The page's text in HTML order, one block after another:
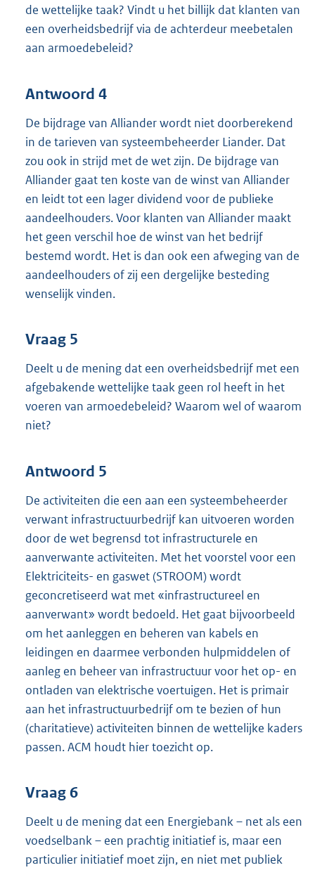
de wettelijke taak? Vindt u het billijk dat klanten van
een overheidsbedrijf via de achterdeur meebetalen
aan armoedebeleid?
Antwoord 4
De bijdrage van Alliander wordt niet doorberekend
in de tarieven van systeembeheerder Liander. Dat
zou ook in strijd met de wet zijn. De bijdrage van
Alliander gaat ten koste van de winst van Alliander
en leidt tot een lager dividend voor de publieke
aandeelhouders. Voor klanten van Alliander maakt
het geen verschil hoe de winst van het bedrijf
bestemd wordt. Het is dan ook een afweging van de
aandeelhouders of zij een dergelijke besteding
wenselijk vinden.
Vraag 5
Deelt u de mening dat een overheidsbedrijf met een
afgebakende wettelijke taak geen rol heeft in het
voeren van armoedebeleid? Waarom wel of waarom
niet?
Antwoord 5
De activiteiten die een aan een systeembeheerder
verwant infrastructuurbedrijf kan uitvoeren worden
door de wet begrensd tot infrastructurele en
aanverwante activiteiten. Met het voorstel voor een
Elektriciteits- en gaswet (STROOM) wordt
geconcretiseerd wat met «infrastructureel en
aanverwant» wordt bedoeld. Het gaat bijvoorbeeld
om het aanleggen en beheren van kabels en
leidingen en daarmee verbonden hulpmiddelen of
aanleg en beheer van infrastructuur voor het op- en
ontladen van elektrische voertuigen. Het is primair
aan het infrastructuurbedrijf om te bezien of hun
(charitatieve) activiteiten binnen de wettelijke kaders
passen. ACM houdt hier toezicht op.
Vraag 6
Deelt u de mening dat een Energiebank – net als een
voedselbank – een prachtig initiatief is, maar een
particulier initiatief moet zijn, en niet met publiek